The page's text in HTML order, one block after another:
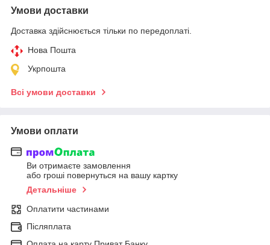
Умови доставки
Доставка здійснюється тільки по передоплаті.
Нова Пошта
Укрпошта
Всі умови доставки
Умови оплати
Ви отримаєте замовлення
або гроші повернуться на вашу картку
Детальніше
Оплатити частинами
Післяплата